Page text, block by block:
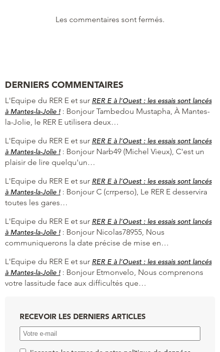
Les commentaires sont fermés.
DERNIERS COMMENTAIRES
L'Equipe du RER E et sur RER E à l’Ouest : les essais sont lancés
à Mantes-la-Jolie ! : Bonjour Tambedou Mustapha, À Mantes-
la-Jolie, le RER E utilisera deux…
L'Equipe du RER E et sur RER E à l’Ouest : les essais sont lancés
à Mantes-la-Jolie ! : Bonjour Narb49 (Michel Vieux), C'est un
plaisir de lire quelqu'un…
L'Equipe du RER E et sur RER E à l’Ouest : les essais sont lancés
à Mantes-la-Jolie ! : Bonjour C (crrperso), Le RER E desservira
toutes les gares…
L'Equipe du RER E et sur RER E à l’Ouest : les essais sont lancés
à Mantes-la-Jolie ! : Bonjour Nicolas78955, Nous
communiquerons la date précise de mise en…
L'Equipe du RER E et sur RER E à l’Ouest : les essais sont lancés
à Mantes-la-Jolie ! : Bonjour Etmonvelo, Nous comprenons
votre lassitude face aux difficultés que…
RECEVOIR LES DERNIERS ARTICLES